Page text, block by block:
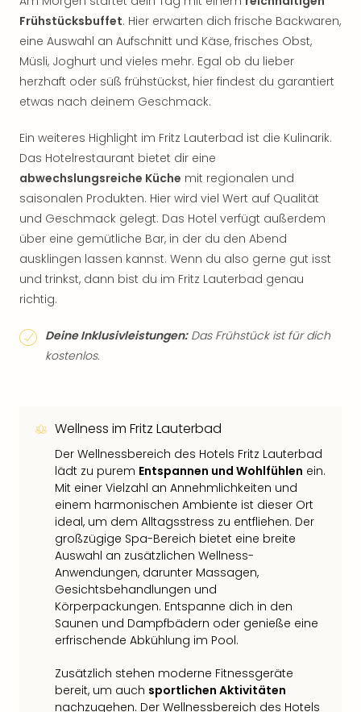
Frühstücksbuffet. Hier erwarten dich frische Backwaren,
eine Auswahl an Aufschnitt und Käse, frisches Obst,
Müsli, Joghurt und vieles mehr. Egal ob du lieber
herzhaft oder süß frühstückst, hier findest du garantiert
etwas nach deinem Geschmack.
Ein weiteres Highlight im Fritz Lauterbad ist die Kulinarik.
Das Hotelrestaurant bietet dir eine
abwechslungsreiche Küche mit regionalen und
saisonalen Produkten. Hier wird viel Wert auf Qualität
und Geschmack gelegt. Das Hotel verfügt außerdem
über eine gemütliche Bar, in der du den Abend
ausklingen lassen kannst. Wenn du also gerne gut isst
und trinkst, dann bist du im Fritz Lauterbad genau
richtig.
Deine Inklusivleistungen:Das Frühstück ist für dich
kostenlos.
Wellness im Fritz Lauterbad
Der Wellnessbereich des Hotels Fritz Lauterbad
lädt zu purem Entspannen und Wohlfühlen ein.
Mit einer Vielzahl an Annehmlichkeiten und
einem harmonischen Ambiente ist dieser Ort
ideal, um dem Alltagsstress zu entfliehen. Der
großzügige Spa-Bereich bietet eine breite
Auswahl an zusätzlichen Wellness-
Anwendungen, darunter Massagen,
Gesichtsbehandlungen und
Körperpackungen. Entspanne dich in den
Saunen und Dampfbädern oder genieße eine
erfrischende Abkühlung im Pool.
Zusätzlich stehen moderne Fitnessgeräte
bereit, um auch sportlichen Aktivitäten
nachzugehen. Der Wellnessbereich des Hotels